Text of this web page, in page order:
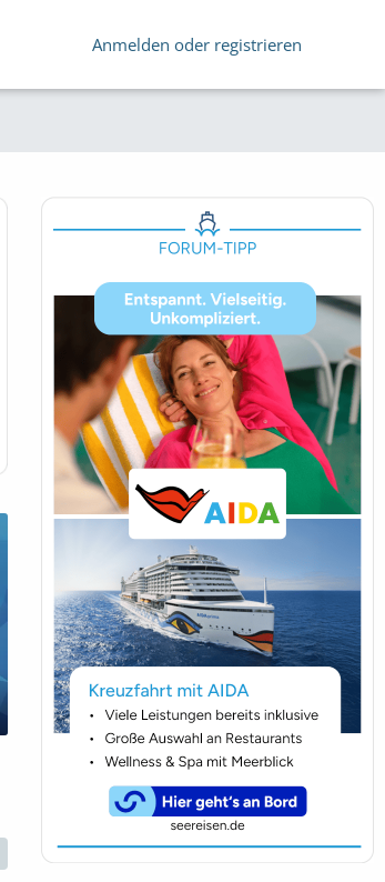
Anmelden oder registrieren